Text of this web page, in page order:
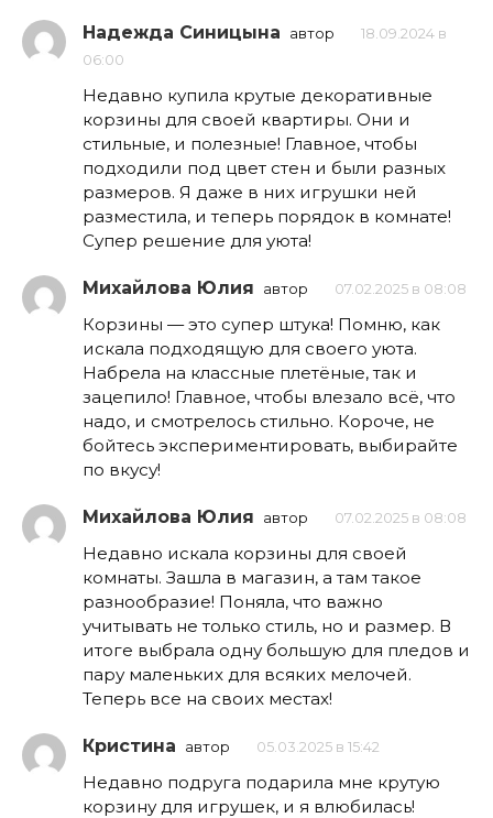
Надежда Синицына автор
18.09.2024 в
06:00
Недавно купила крутые декоративные
корзины для своей квартиры. Они и
стильные, и полезные! Главное, чтобы
подходили под цвет стен и были разных
размеров. Я даже в них игрушки ней
разместила, и теперь порядок в комнате!
Супер решение для уюта!
Михайлова Юлия автор 07.02.2025 в 08:08
Корзины — это супер штука! Помню, как
искала подходящую для своего уюта.
Набрела на классные плетёные, так и
зацепило! Главное, чтобы влезало всё, что
надо, и смотрелось стильно. Короче, не
бойтесь экспериментировать, выбирайте
по вкусу!
Михайлова Юлия автор 07.02.2025 в 08:08
Недавно искала корзины для своей
комнаты. Зашла в магазин, а там такое
разнообразие! Поняла, что важно
учитывать не только стиль, но и размер. В
итоге выбрала одну большую для пледов и
пару маленьких для всяких мелочей.
Теперь все на своих местах!
Кристина автор 05.03.2025 в 15:42
Недавно подруга подарила мне крутую
корзину для игрушек, и я влюбилась!